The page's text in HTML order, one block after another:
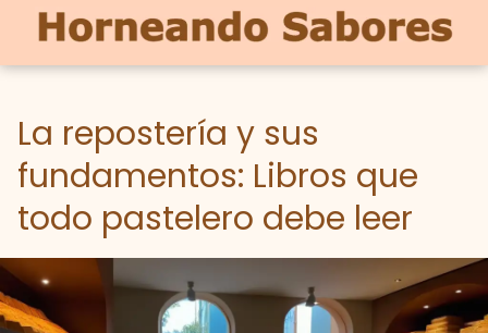
La repostería y sus
fundamentos: Libros que
todo pastelero debe leer